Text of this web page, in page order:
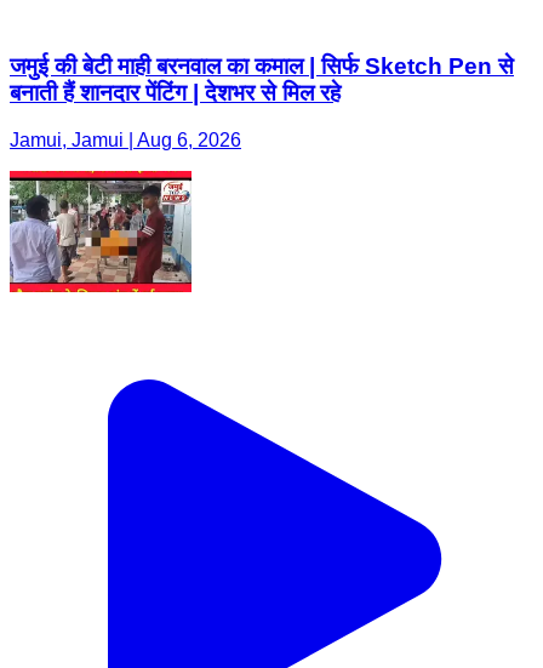
जमुई की बेटी माही बरनवाल का कमाल | सिर्फ Sketch Pen से
बनाती हैं शानदार पेंटिंग | देशभर से मिल रहे
Jamui, Jamui | Aug 6, 2026